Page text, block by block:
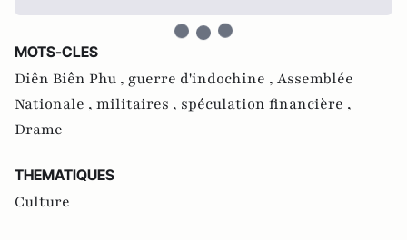
MOTS-CLES
Diên Biên Phu , guerre d'indochine , Assemblée
Nationale , militaires , spéculation financière ,
Drame
THEMATIQUES
Culture